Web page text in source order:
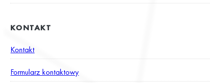
KONTAKT
Kontakt
Formularz kontaktowy